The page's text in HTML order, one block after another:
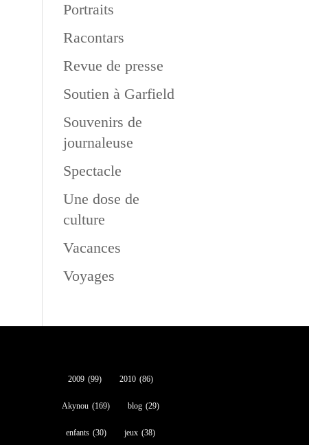
Portraits
Racontars
Revue de presse
Soutien à Garfield
Souvenirs de
journaleuse
Spectacle
Une dose de
culture
Vacances
Voyages
2009 (99) 2010 (86)
Akynou (169) blog (29)
enfants (30) jeux (38)